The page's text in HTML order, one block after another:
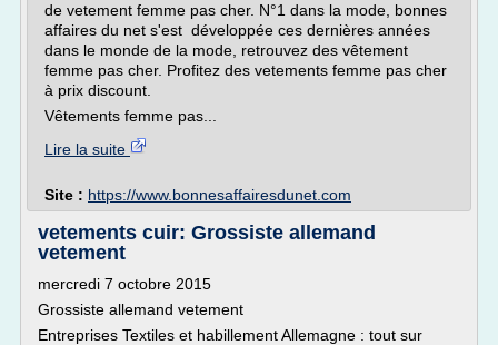
de vetement femme pas cher. N°1 dans la mode, bonnes
affaires du net s'est développée ces dernières années
dans le monde de la mode, retrouvez des vêtement
femme pas cher. Profitez des vetements femme pas cher
à prix discount.
Vêtements femme pas...
Lire la suite
Site : https://www.bonnesaffairesdunet.com
vetements cuir: Grossiste allemand
vetement
mercredi 7 octobre 2015
Grossiste allemand vetement
Entreprises Textiles et habillement Allemagne : tout sur